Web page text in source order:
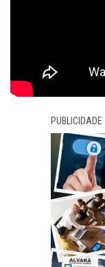
PUBLICIDADE